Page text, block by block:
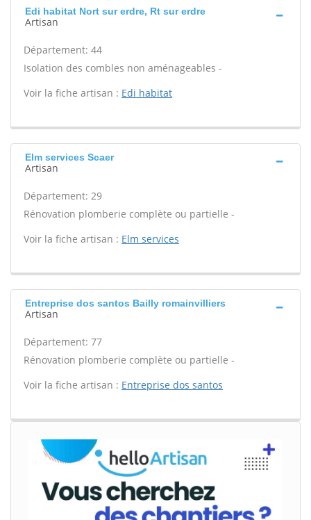
Edi habitat Nort sur erdre, Rt sur erdre
Artisan
Département: 44
Isolation des combles non aménageables -
Voir la fiche artisan : Edi habitat
Elm services Scaer
Artisan
Département: 29
Rénovation plomberie complète ou partielle -
Voir la fiche artisan : Elm services
Entreprise dos santos Bailly romainvilliers
Artisan
Département: 77
Rénovation plomberie complète ou partielle -
Voir la fiche artisan : Entreprise dos santos